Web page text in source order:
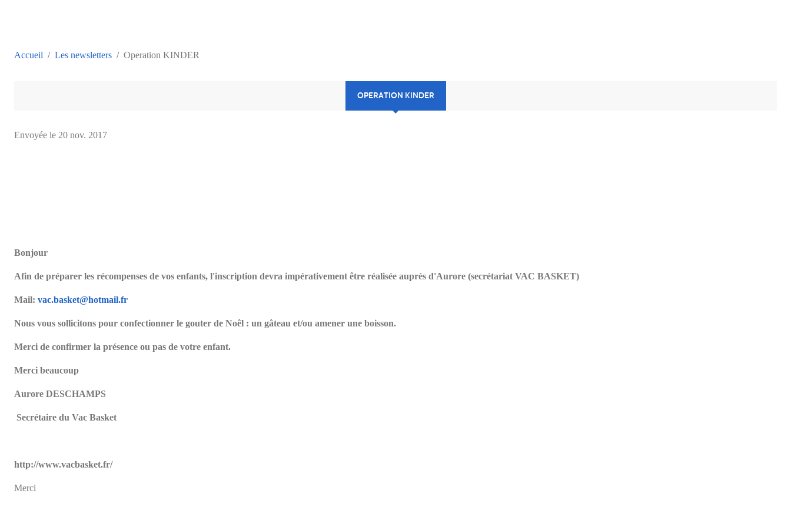
Accueil Les newsletters Operation KINDER
OPERATION KINDER
Envoyée le 20 nov. 2017
Bonjour
Afin de préparer les récompenses de vos enfants, l'inscription devra impérativement être réalisée auprès d'Aurore (secrétariat VAC BASKET)
Mail: vac.basket@hotmail.fr
Nous vous sollicitons pour confectionner le gouter de Noêl : un gâteau et/ou amener une boisson.
Merci de confirmer la présence ou pas de votre enfant.
Merci beaucoup
Aurore DESCHAMPS
Secrétaire du Vac Basket
http://www.vacbasket.fr/
Merci